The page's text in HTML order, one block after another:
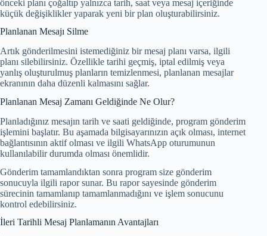
önceki planı çoğaltıp yalnızca tarih, saat veya mesaj içeriğinde
küçük değişiklikler yaparak yeni bir plan oluşturabilirsiniz.
Planlanan Mesajı Silme
Artık gönderilmesini istemediğiniz bir mesaj planı varsa, ilgili
planı silebilirsiniz. Özellikle tarihi geçmiş, iptal edilmiş veya
yanlış oluşturulmuş planların temizlenmesi, planlanan mesajlar
ekranının daha düzenli kalmasını sağlar.
Planlanan Mesaj Zamanı Geldiğinde Ne Olur?
Planladığınız mesajın tarih ve saati geldiğinde, program gönderim
işlemini başlatır. Bu aşamada bilgisayarınızın açık olması, internet
bağlantısının aktif olması ve ilgili WhatsApp oturumunun
kullanılabilir durumda olması önemlidir.
Gönderim tamamlandıktan sonra program size gönderim
sonucuyla ilgili rapor sunar. Bu rapor sayesinde gönderim
sürecinin tamamlanıp tamamlanmadığını ve işlem sonucunu
kontrol edebilirsiniz.
İleri Tarihli Mesaj Planlamanın Avantajları